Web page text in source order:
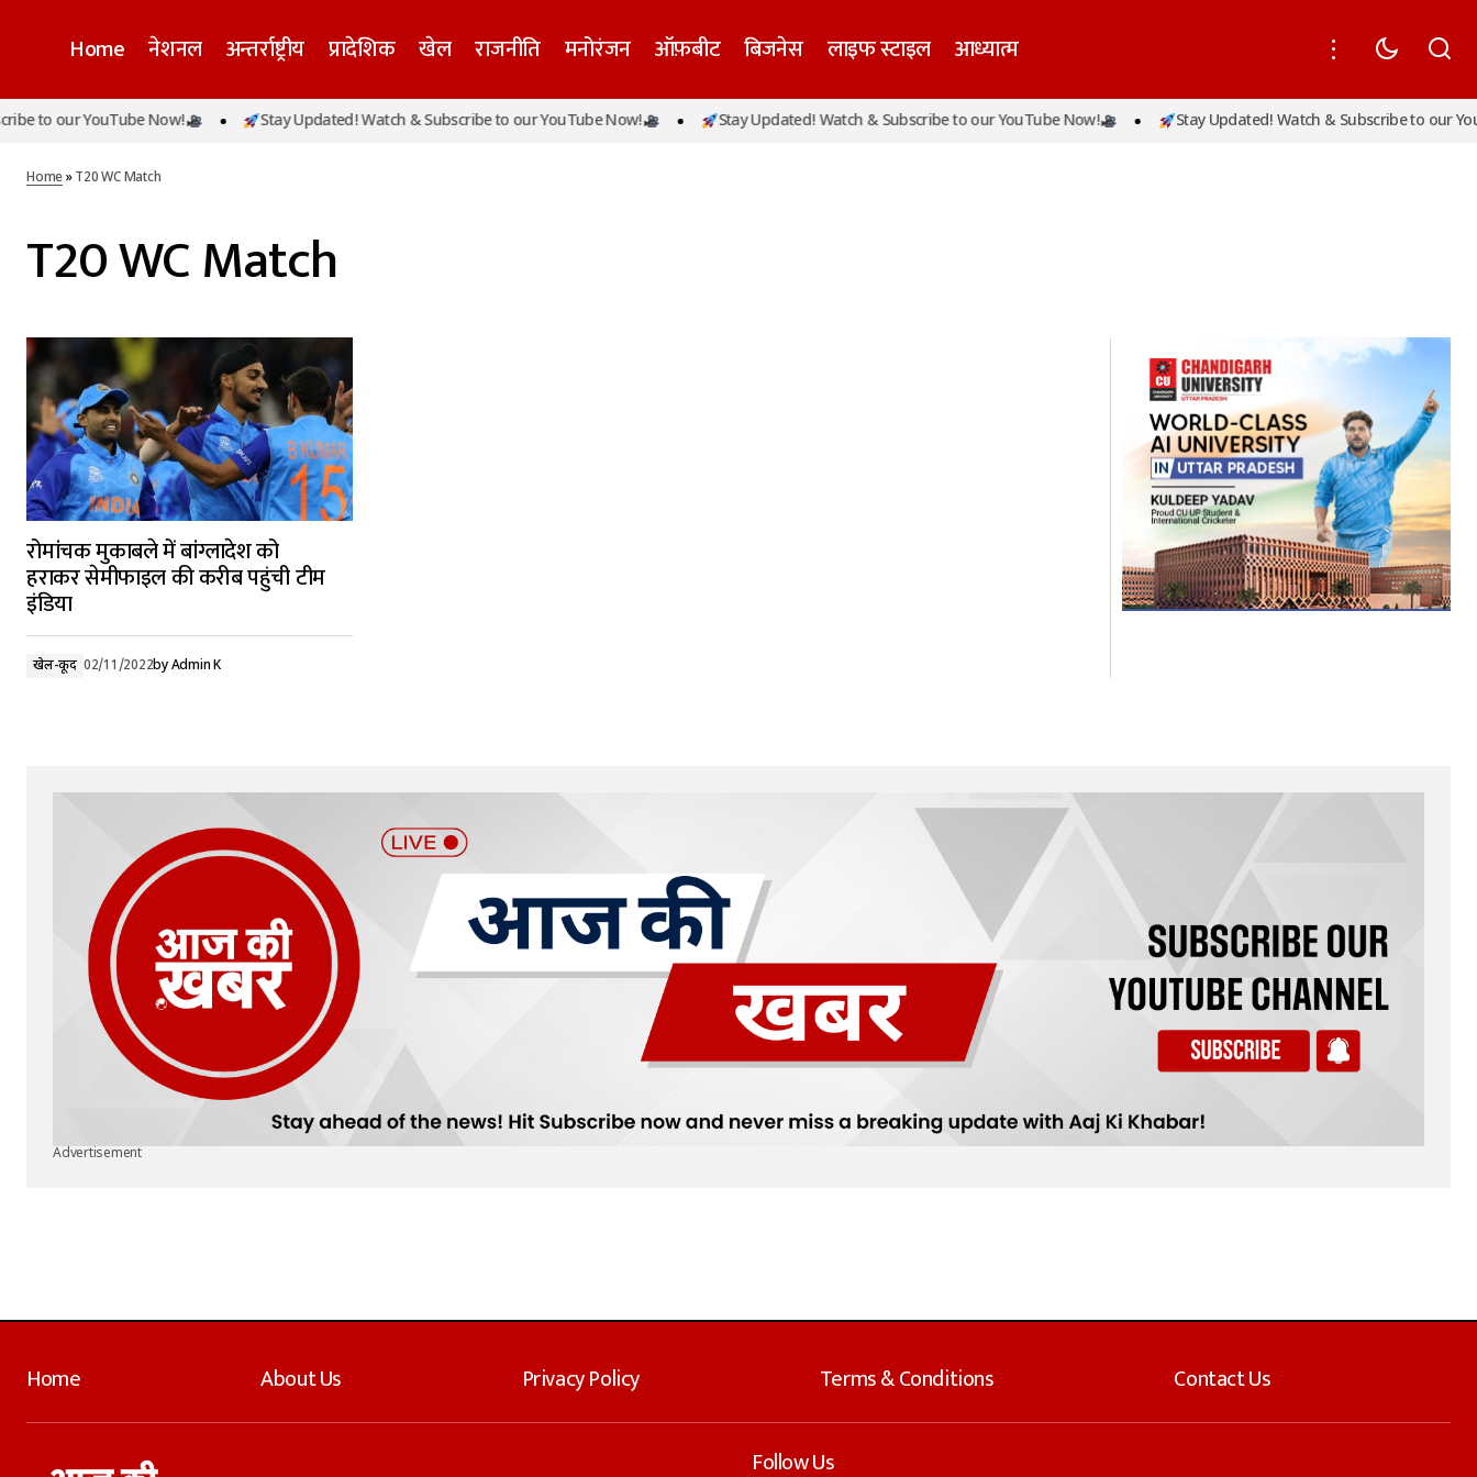
Home नेशनल अन्तर्राष्ट्रीय प्रादेशिक खेल राजनीति मनोरंजन ऑफ़बीट बिजनेस लाइफ स्टाइल आध्यात्म
to our YouTube Now! Stay Updated! Watch & Subscribe to our YouTube Now! Stay Updated! Watch & Subscribe to our YouTube Now! Stay Updated! Watch & Subscribe to our
Home»T20 WC Match
T20 WC Match
रोमांचक मुकाबले में बांग्लादेश को
हराकर सेमीफाइल की करीब पहुंची टीम
इंडिया
खेल-कूद 02/11/2022byAdmin K
Advertisement
Home About Us Privacy Policy Terms & Conditions Contact Us
Follow Us